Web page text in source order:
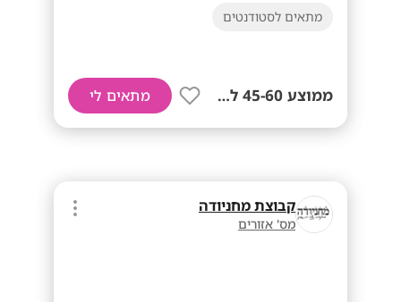
מתאים לסטודנטים
ממוצע 45-60 לשעה! מתאים לי
קבוצת מחניודה
מס' אזורים